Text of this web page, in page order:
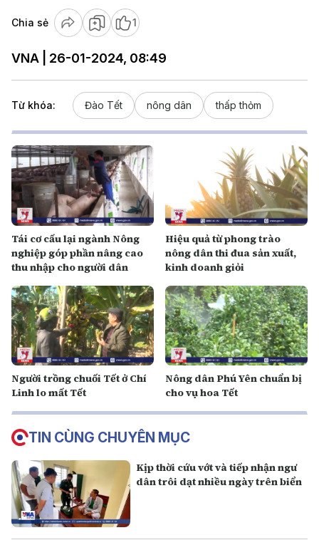
Chia sẻ 1
VNA | 26-01-2024, 08:49
Từ khóa: Đào Tết nông dân thấp thỏm
Tái cơ cấu lại ngành Nông
nghiệp góp phần nâng cao
thu nhập cho người dân
Hiệu quả từ phong trào
nông dân thi đua sản xuất,
kinh doanh giỏi
Người trồng chuối Tết ở Chí
Linh lo mất Tết
Nông dân Phú Yên chuẩn bị
cho vụ hoa Tết
TIN CÙNG CHUYÊN MỤC
Kịp thời cứu vớt và tiếp nhận ngư
dân trôi dạt nhiều ngày trên biển